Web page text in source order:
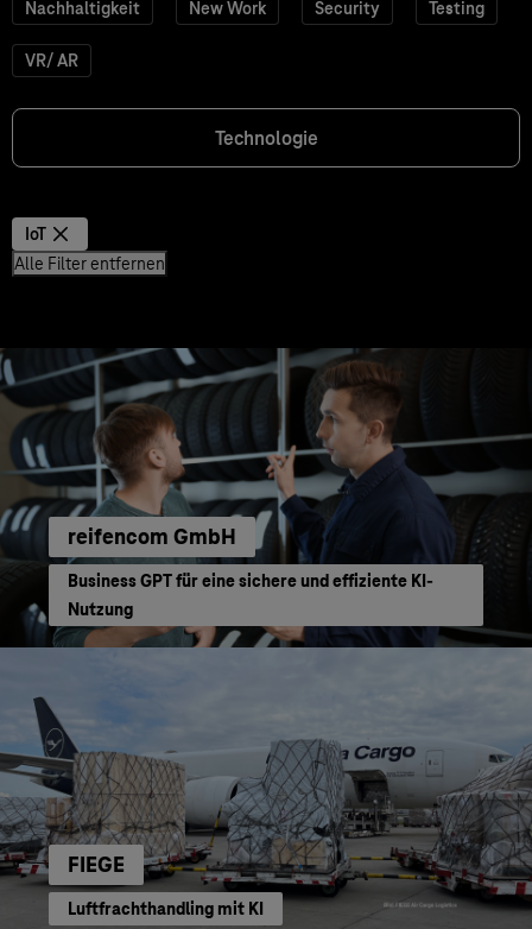
Nachhaltigkeit New Work Security Testing
VR/ AR
Technologie
IoT
Alle Filter entfernen
reifencom GmbH
Business GPT für eine sichere und effiziente KI-
Nutzung
FIEGE
Luftfrachthandling mit KI